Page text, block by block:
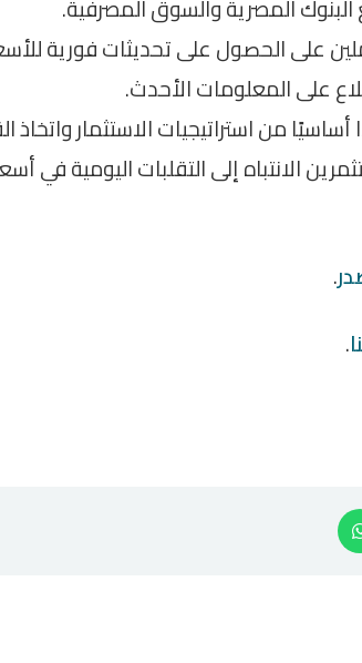
المصرية والسوق المصرفية.
على الحصول على تحديثات فورية
على المعلومات الأحدث.
من استراتيجيات الاستثمار واتخاذ
الانتباه إلى التقلبات اليومية في
.
.